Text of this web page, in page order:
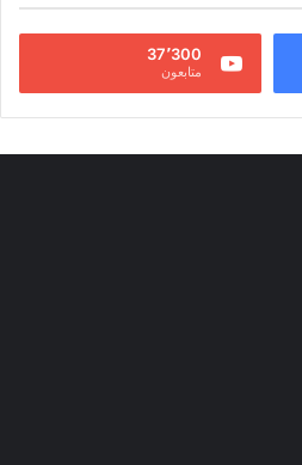
37٬300
متابعون